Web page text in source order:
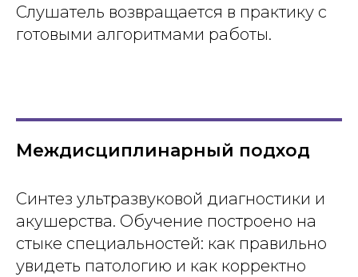
Слушатель возвращается в практику с
готовыми алгоритмами работы.
Междисциплинарный подход
Синтез ультразвуковой диагностики и
акушерства. Обучение построено на
стыке специальностей: как правильно
увидеть патологию и как корректно